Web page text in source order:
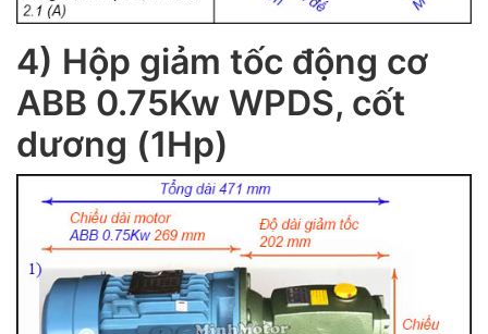
4) Hộp giảm tốc động cơ
ABB 0.75Kw WPDS, cốt
dương (1Hp)